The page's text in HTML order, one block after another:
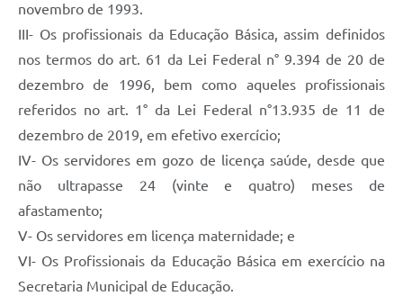
novembro de 1993.
III- Os profissionais da Educação Básica, assim definidos
nos termos do art. 61 da Lei Federal n° 9.394 de 20 de
dezembro de 1996, bem como aqueles profissionais
referidos no art. 1° da Lei Federal n°13.935 de 11 de
dezembro de 2019, em efetivo exercício;
IV- Os servidores em gozo de licença saúde, desde que
não ultrapasse 24 (vinte e quatro) meses de
afastamento;
V- Os servidores em licença maternidade; e
VI- Os Profissionais da Educação Básica em exercício na
Secretaria Municipal de Educação.